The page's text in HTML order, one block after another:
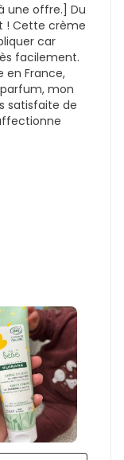
une offre.] Du
! Cette crème
car
facilement.
en France,
mon
satisfaite de